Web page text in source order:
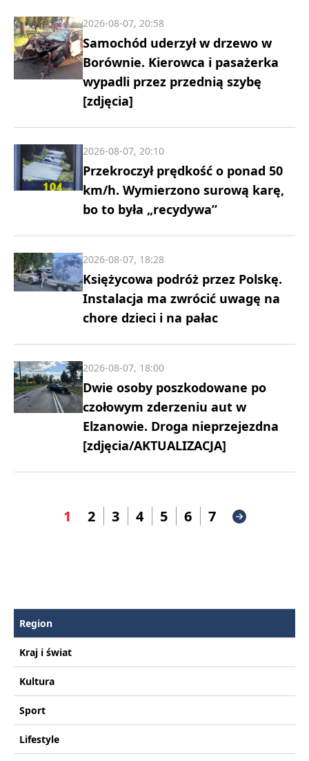
Samochód uderzył w drzewo w
Borównie. Kierowca i pasażerka
wypadli przez przednią szybę
[zdjęcia]
2026-08-07, 20:58
Przekroczył prędkość o ponad 50
km/h. Wymierzono surową karę,
bo to była „recydywa”
2026-08-07, 20:10
Księżycowa podróż przez Polskę.
Instalacja ma zwrócić uwagę na
chore dzieci i na pałac
2026-08-07, 18:28
Dwie osoby poszkodowane po
czołowym zderzeniu aut w
Elzanowie. Droga nieprzejezdna
[zdjęcia/AKTUALIZACJA]
2026-08-07, 18:00
1 2 3 4 5 6 7
Region
Kraj i świat
Kultura
Sport
Lifestyle